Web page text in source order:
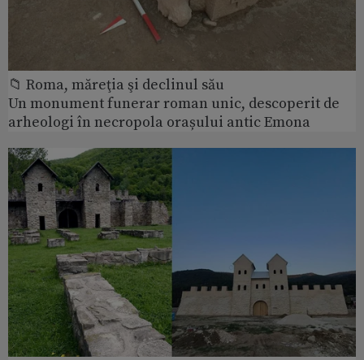
📁 Roma, măreţia şi declinul său
Un monument funerar roman unic, descoperit de
arheologi în necropola orașului antic Emona